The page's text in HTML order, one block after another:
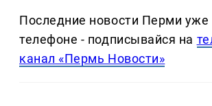
Последние новости Перми уже
телефоне - подписывайся на
канал «Пермь Новости»